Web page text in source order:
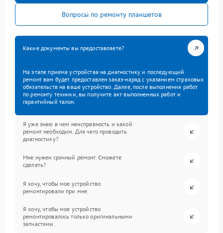
Вопросы по ремонту планшетов
Какие документы вы предоставляете?
На этапе приема устройства на диагностику и последующий
ремонт вам будет предоставлен заказ-наряд с указанием страховых
обязательств на ваше устройство. Далее, после выполнения работ
по ремонту техники, вы получите акт выполненных работ и
гарантийный талон.
Я уже знаю в чем неисправность и какой
ремонт необходим. Для чего проводить
диагностику?
Мне нужен срочный ремонт. Сможете
сделать?
Я хочу, чтобы мое устройство
ремонтировали при мне.
Я хочу, чтобы мое устройство
ремонтировалось только оригинальными
запчастями.